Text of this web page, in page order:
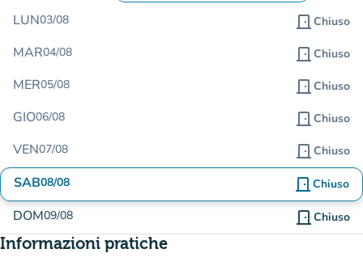
LUN03/08 door_front Chiuso
MAR04/08 door_front Chiuso
MER05/08 door_front Chiuso
GIO06/08 door_front Chiuso
VEN07/08 door_front Chiuso
SAB08/08 door_front Chiuso
DOM09/08 door_front Chiuso
Informazioni pratiche